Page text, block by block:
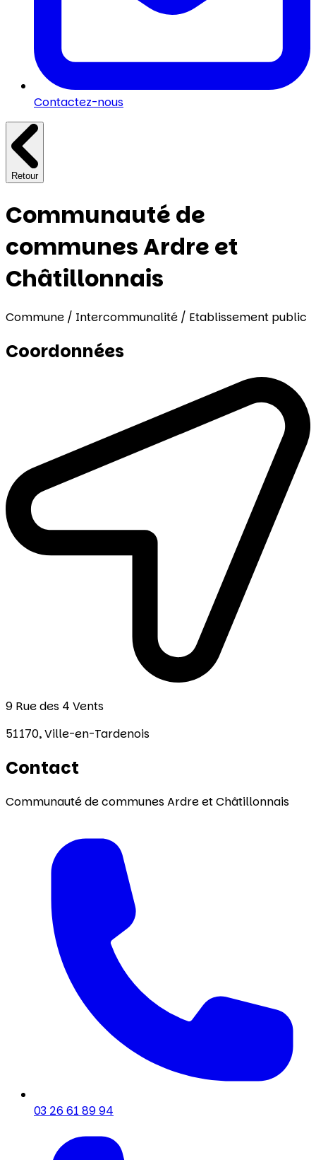
Contactez-nous
Retour
Communauté de
communes Ardre et
Châtillonnais
Commune / Intercommunalité / Etablissement public
Coordonnées
9 Rue des 4 Vents
51170,Ville-en-Tardenois
Contact
Communauté de communes Ardre et Châtillonnais
03 26 61 89 94